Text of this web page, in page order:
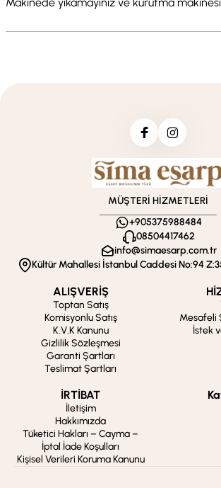
MÜŞTERİ HİZMETLERİ
+905375988484
08504417462
info@simaesarp.com.tr
Kültür Mahallesi İstanbul Caddesi No:94
ALIŞVERİŞ
Toptan Satış
Komisyonlu Satış
K.V.K Kanunu
Gizlilik Sözleşmesi
Garanti Şartları
Teslimat Şartları
Mesafeli
İstek
İRTİBAT
İletişim
Hakkımızda
Tüketici Hakları – Cayma –
İptal İade Koşulları
Kişisel Verileri Koruma Kanunu